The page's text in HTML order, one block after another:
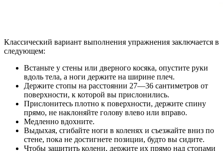
Классический вариант выполнения упражнения заключается в
следующем:
Встаньте у стены или дверного косяка, опустите руки
вдоль тела, а ноги держите на ширине плеч.
Держите стопы на расстоянии 27—36 сантиметров от
поверхности, к которой вы прислонились.
Прислонитесь плотно к поверхности, держите спину
прямо, не наклоняйте голову влево или вправо.
Медленно вдохните.
Выдыхая, сгибайте ноги в коленях и съезжайте вниз по
стене, пока не достигнете позиции, будто вы сидите.
Чтобы защитить колени, держите их прямо над стопами